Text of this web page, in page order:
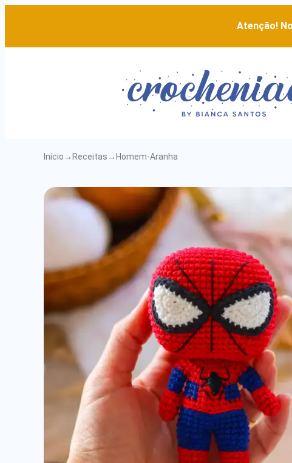
Atenção!
Início → Receitas → Homem-Aranha